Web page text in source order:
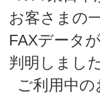
お客さまの
FAXデータ
判明しました
ご利用中